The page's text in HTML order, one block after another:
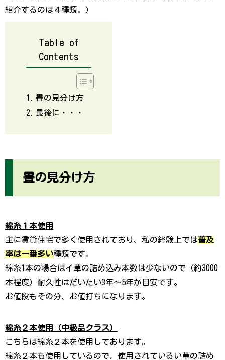
紹介するのは４種類。）
Table of
Cont e n t s
畳の見分け方
最後に・・・
畳の見分け方
綿糸１本使用
主に賃貸住宅で多く使用されており、私の経験上では普及
率は一番多い種類です。
綿糸1本の場合はイ草の詰め込み本数は少ないので（約3000
本程度） 耐久性はだいたい3年〜5年が目安です。
お値段もその分、お値打ちになります。
綿糸２本使用（中級品クラス）
こちらは綿糸２本を使用しております。
綿糸２本も使用しているので、使用されているい草の詰め